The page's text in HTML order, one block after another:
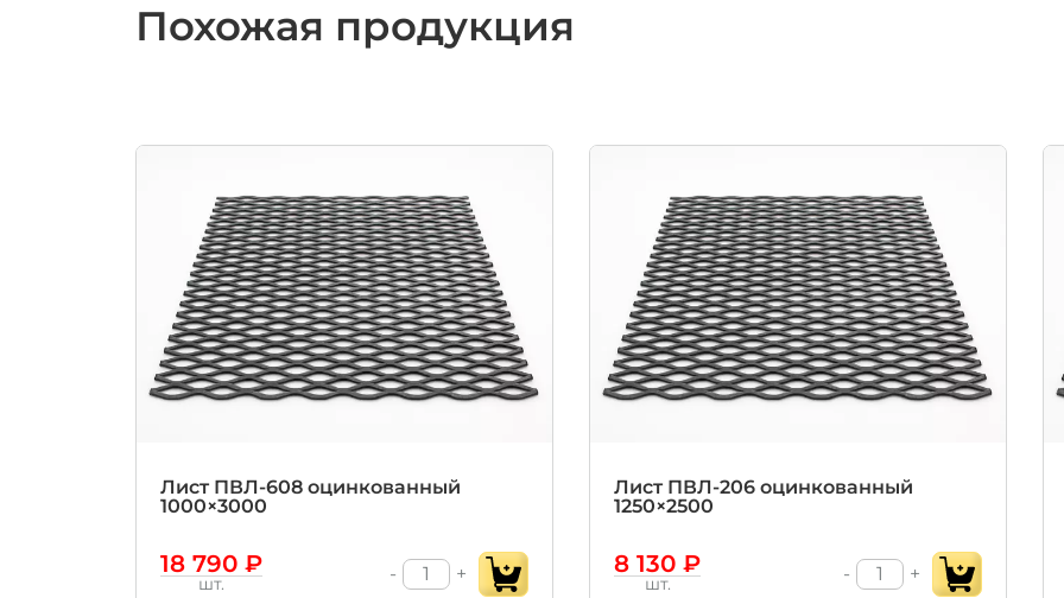
Похожая продукция
Лист ПВЛ‑608 оцинкованный
1000×3000
18 790 ₽
шт. - +
Лист ПВЛ‑206 оцинкованный
1250×2500
8 130 ₽
шт. - +